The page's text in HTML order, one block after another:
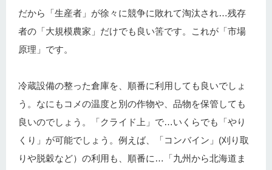
だから「生産者」が徐々に競争に敗れて淘汰され…残存
者の「大規模農家」だけでも良い筈です。これが「市場
原理」です。
冷蔵設備の整った倉庫を、順番に利用しても良いでしょ
う。なにもコメの温度と別の作物や、品物を保管しても
良いのでしょう。「クライド上」で…いくらでも「やり
くり」が可能でしょう。例えば、「コンバイン」(刈り取
りや脱穀など）の利用も、順番に…「九州から北海道ま